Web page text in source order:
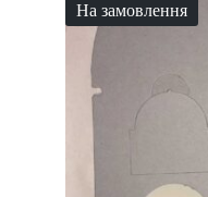
На замовлення